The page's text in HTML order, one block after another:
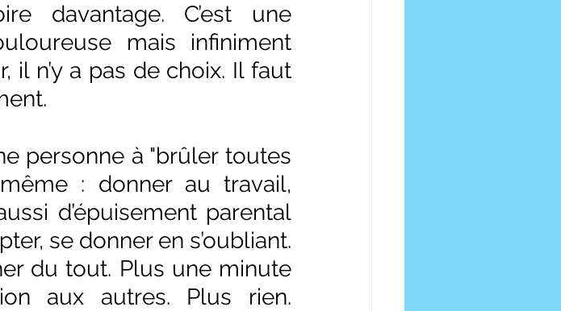
davantage. C’est une
mais infiniment
il n’y a pas de choix. Il faut
personne à "brûler toutes
: donner au travail,
d’épuisement parental
se donner en s’oubliant.
du tout. Plus une minute
aux autres. Plus rien.